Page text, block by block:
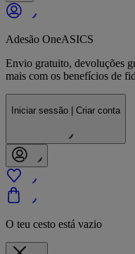
Adesão OneASICS
Envio gratuito, devoluções
mais com os benefícios de
Iniciar sessão | Criar conta
O teu cesto está vazio